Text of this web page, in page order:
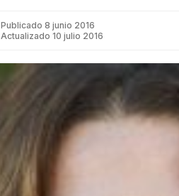
Publicado 8 junio 2016
Actualizado 10 julio 2016